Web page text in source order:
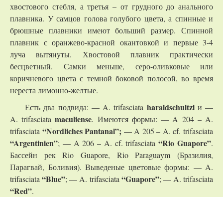
хвостового стебля, а третья – от грудного до анального
плавника. У самцов голова голубого цвета, а спинные и
брюшные плавники имеют больший размер. Спинной
плавник с оранжево-красной окантовкой и первые 3-4
луча вытянуты. Хвостовой плавник практически
бесцветный. Самки меньше, серо-оливковые или
коричневого цвета с темной боковой полосой, во время
нереста лимонно-желтые.
Есть два подвида: — A. trifasciata haraldschultziи —
A. trifasciatamaculiense. Имеются формы: — A 204 – A.
trifasciata “Nordliches Pantanal”; — A 205 – A. cf. trifasciata
“Argentinien”; — A 206 – A. cf. trifasciata“Rio Guapore”.
Бассейн рек Rio Guapore, Rio Paraguaym (Бразилия,
Парагвай, Боливия). Выведеные цветовые формы: — A.
trifasciata“Blue”; — A. trifasciata “Guapore”; — A. trifasciata
“Red”.